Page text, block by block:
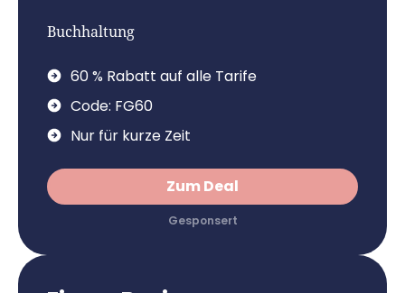
Buchhaltung
60 % Rabatt auf alle Tarife
Code: FG60
Nur für kurze Zeit
Zum Deal